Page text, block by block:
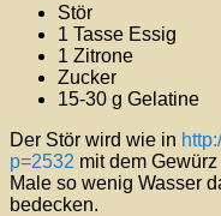
Stör
1 Tasse Essig
1 Zitrone
Zucker
15-30 g Gelatine
Der Stör wird wie in
p=2532 mit dem
Male so wenig Wasser
bedecken.